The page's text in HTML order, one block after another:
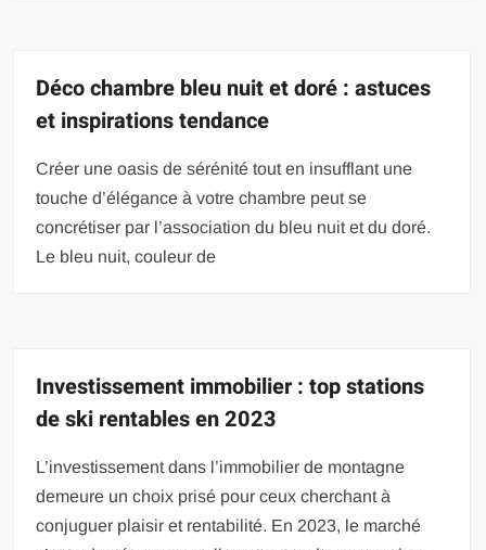
Déco chambre bleu nuit et doré : astuces
et inspirations tendance
Créer une oasis de sérénité tout en insufflant une
touche d’élégance à votre chambre peut se
concrétiser par l’association du bleu nuit et du doré.
Le bleu nuit, couleur de
Investissement immobilier : top stations
de ski rentables en 2023
L’investissement dans l’immobilier de montagne
demeure un choix prisé pour ceux cherchant à
conjuguer plaisir et rentabilité. En 2023, le marché